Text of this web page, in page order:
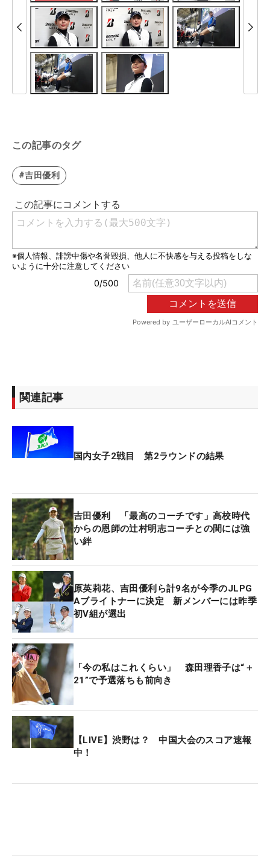
この記事のタグ
#吉田優利
関連記事
国内女子2戦目 第2ラウンドの結果
吉田優利 「最高のコーチです」高校時代
からの恩師の辻村明志コーチとの間には強
い絆
原英莉花、吉田優利ら計9名が今季のJLPG
Aブライトナーに決定 新メンバーには昨季
初V組が選出
「今の私はこれくらい」 森田理香子は“＋
21”で予選落ちも前向き
【LIVE】渋野は？ 中国大会のスコア速報
中！